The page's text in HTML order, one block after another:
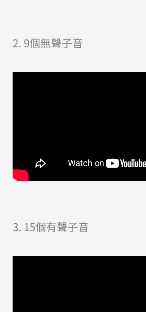
2. 9個無聲子音
3. 15個有聲子音